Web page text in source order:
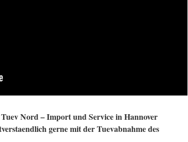
Nord – Import und Service in Hannover
gerne mit der Tuevabnahme des